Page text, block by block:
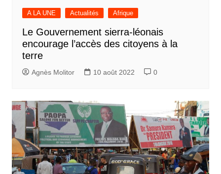
A LA UNE Actualités Afrique
Le Gouvernement sierra-léonais
encourage l’accès des citoyens à la
terre
Agnès Molitor 10 août 2022 0